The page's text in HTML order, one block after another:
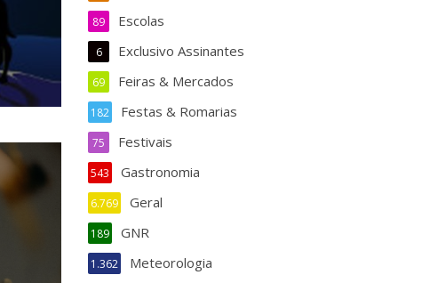
Escolas
89
Exclusivo Assinantes
6
Feiras & Mercados
69
Festas & Romarias
182
Festivais
75
Gastronomia
543
Geral
6.769
GNR
189
Meteorologia
1.362